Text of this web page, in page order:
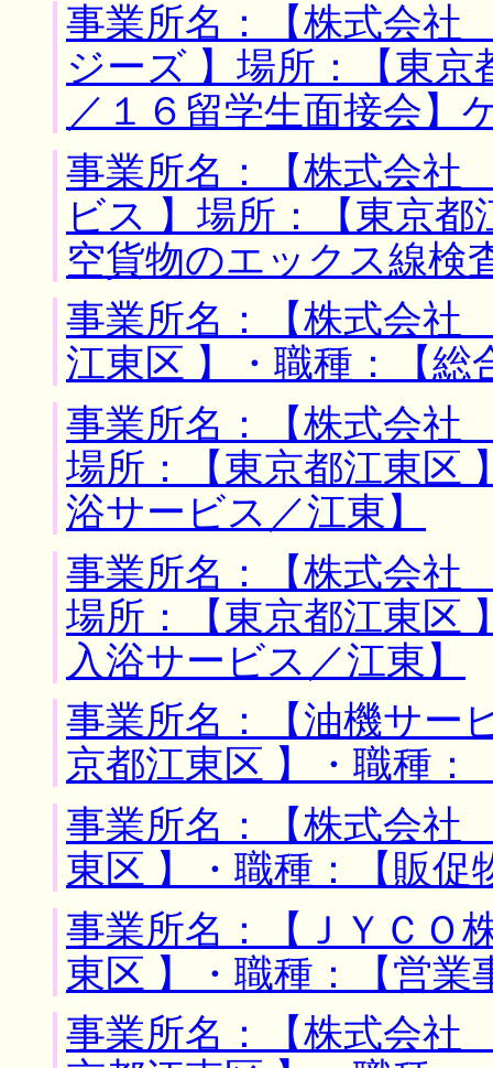
事業所名：【株式会
ジーズ 】場所：【東
／１６留学生面接会
事業所名：【株式会
ビス 】場所：【東京
空貨物のエックス線検
事業所名：【株式会社
江東区 】・職種：【総
事業所名：【株式会
場所：【東京都江東区
浴サービス／江東】
事業所名：【株式会
場所：【東京都江東区
入浴サービス／江東】
事業所名：【油機サ
京都江東区 】・職種：
事業所名：【株式会社
東区 】・職種：【販促
事業所名：【ＪＹＣＯ
東区 】・職種：【営業
事業所名：【株式会